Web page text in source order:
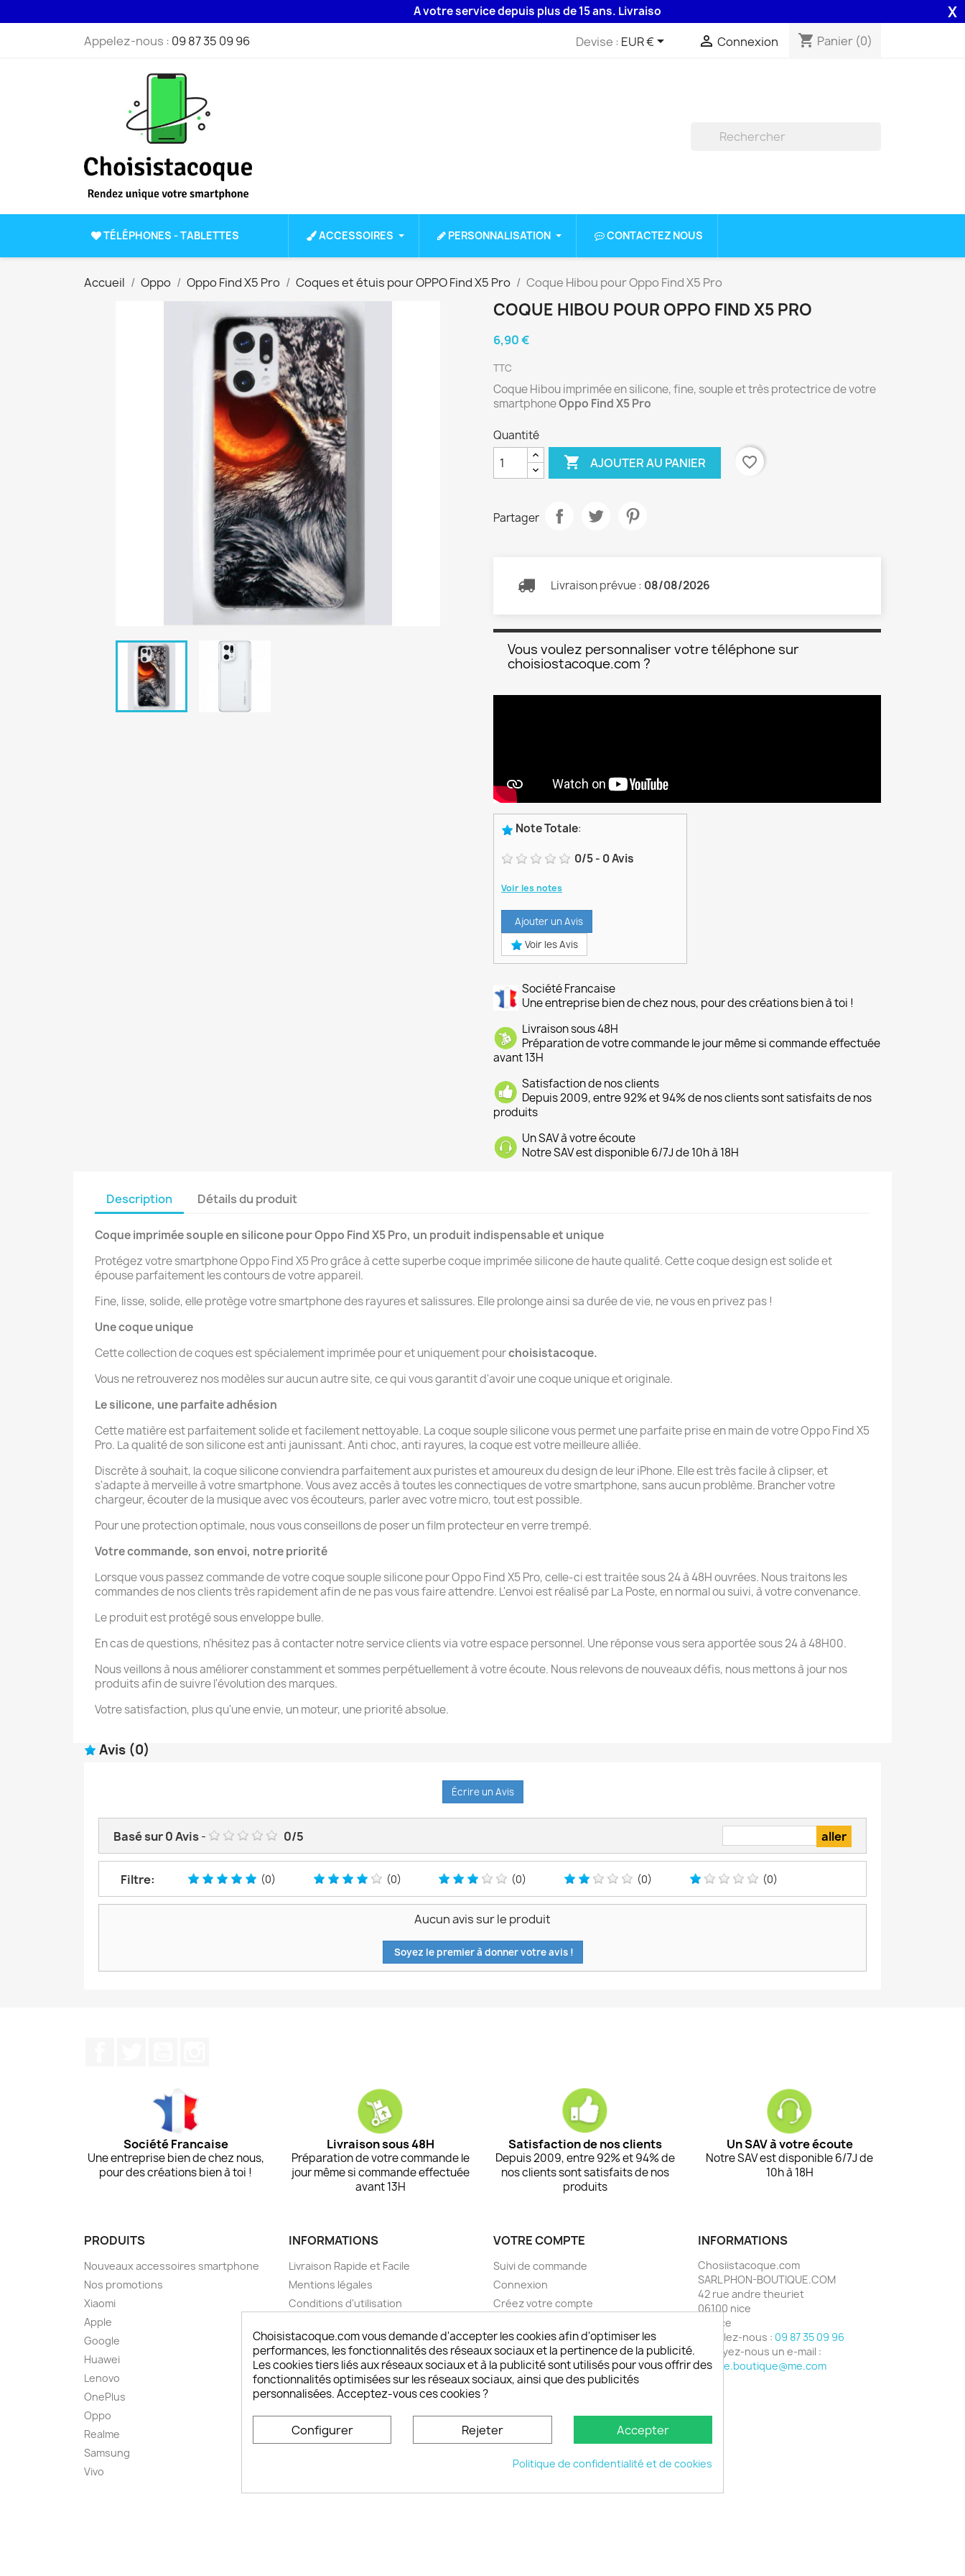
A votre service depuis plus de 15 ans. Livraison 48H assurée par la Poste . X
Appelez-nous : 09 87 35 09 96 Devise : EUR €  Connexion shopping_cart Panier (0)
TÉLÉPHONES - TABLETTES ACCESSOIRES PERSONNALISATION CONTACTEZ NOUS
Accueil Oppo Oppo Find X5 Pro Coques et étuis pour OPPO Find X5 Pro Coque Hibou pour Oppo Find X5 Pro
COQUE HIBOU POUR OPPO FIND X5 PRO
6,90 €
TTC
Coque Hibou imprimée en silicone, fine, souple et très protectrice de votre
smartphoneOppo Find X5 Pro
Quantité
 AJOUTER AU PANIER favorite_border
Partager
Livraison prévue : 08/08/2026
Vous voulez personnaliser votre téléphone sur
choisiostacoque.com ?
Note Totale:
0/5- 0Avis
Voir les notes
Ajouter un Avis
Voir les Avis
Société Francaise
Une entreprise bien de chez nous, pour des créations bien à toi !
Livraison sous 48H
Préparation de votre commande le jour même si commande effectuée
avant 13H
Satisfaction de nos clients
Depuis 2009, entre 92% et 94% de nos clients sont satisfaits de nos
produits
Un SAV à votre écoute
Notre SAV est disponible 6/7J de 10h à 18H
Description Détails du produit
Coque imprimée souple en silicone pour Oppo Find X5 Pro, un produit indispensable et unique
Protégez votre smartphone Oppo Find X5 Pro grâce à cette superbe coque imprimée silicone de haute qualité. Cette coque design est solide et
épouse parfaitement les contours de votre appareil.
Fine, lisse, solide, elle protège votre smartphone des rayures et salissures. Elle prolonge ainsi sa durée de vie, ne vous en privez pas !
Une coque unique
Cette collection de coques est spécialement imprimée pour et uniquement pourchoisistacoque.
Vous ne retrouverez nos modèles sur aucun autre site, ce qui vous garantit d'avoir une coque unique et originale.
Le silicone, une parfaite adhésion
Cette matière est parfaitement solide et facilement nettoyable. La coque souple silicone vous permet une parfaite prise en main de votre Oppo Find X5
Pro. La qualité de son silicone est anti jaunissant. Anti choc, anti rayures, la coque est votre meilleure alliée.
Discrète à souhait, la coque silicone conviendra parfaitement aux puristes et amoureux du design de leur iPhone. Elle est très facile à clipser, et
s'adapte à merveille à votre smartphone. Vous avez accès à toutes les connectiques de votre smartphone, sans aucun problème. Brancher votre
chargeur, écouter de la musique avec vos écouteurs, parler avec votre micro, tout est possible.
Pour une protection optimale, nous vous conseillons de poser un film protecteur en verre trempé.
Votre commande, son envoi, notre priorité
Lorsque vous passez commande de votre coque souple silicone pour Oppo Find X5 Pro, celle-ci est traitée sous 24 à 48H ouvrées. Nous traitons les
commandes de nos clients très rapidement afin de ne pas vous faire attendre. L'envoi est réalisé par La Poste, en normal ou suivi, à votre convenance.
Le produit est protégé sous enveloppe bulle.
En cas de questions, n'hésitez pas à contacter notre service clients via votre espace personnel. Une réponse vous sera apportée sous 24 à 48H00.
Nous veillons à nous améliorer constamment et sommes perpétuellement à votre écoute. Nous relevons de nouveaux défis, nous mettons à jour nos
produits afin de suivre l'évolution des marques.
Votre satisfaction, plus qu'une envie, un moteur, une priorité absolue.
Avis (0)
Écrire un Avis
Basé sur0Avis- 0/5
Filtre: (0) (0) (0) (0) (0)
Aucun avis sur le produit
Soyez le premier à donner votre avis !
Société Francaise
Une entreprise bien de chez nous,
pour des créations bien à toi !
Livraison sous 48H
Préparation de votre commande le
jour même si commande effectuée
avant 13H
Satisfaction de nos clients
Depuis 2009, entre 92% et 94% de
nos clients sont satisfaits de nos
produits
Un SAV à votre écoute
Notre SAV est disponible 6/7J de
10h à 18H
PRODUITS
Nouveaux accessoires smartphone
Nos promotions
Xiaomi
Apple
Google
Huawei
Lenovo
OnePlus
Oppo
Realme
Samsung
Vivo
INFORMATIONS
Livraison Rapide et Facile
Mentions légales
Conditions d'utilisation
Paiement sécurisé choisistacoque
Retours et remboursements
Livraison DOM TOM et outremer
FAQ choisistacoque
Comment personnaliser son
smartphone
VOTRE COMPTE
Suivi de commande
Connexion
Créez votre compte
INFORMATIONS
Chosiistacoque.com
SARL PHON-BOUTIQUE.COM
42 rue andre theuriet
06100 nice
France
Appelez-nous : 09 87 35 09 96
Envoyez-nous un e-mail :
phone.boutique@me.com
© 2026 - choisistacoque.com
Choisistacoque.com vous demande d'accepter les cookies afin d'optimiser les
performances, les fonctionnalités des réseaux sociaux et la pertinence de la publicité.
Les cookies tiers liés aux réseaux sociaux et à la publicité sont utilisés pour vous offrir des
fonctionnalités optimisées sur les réseaux sociaux, ainsi que des publicités
personnalisées. Acceptez-vous ces cookies ?
Configurer Rejeter Accepter
Politique de confidentialité et de cookies